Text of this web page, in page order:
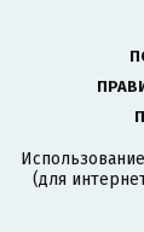
(для